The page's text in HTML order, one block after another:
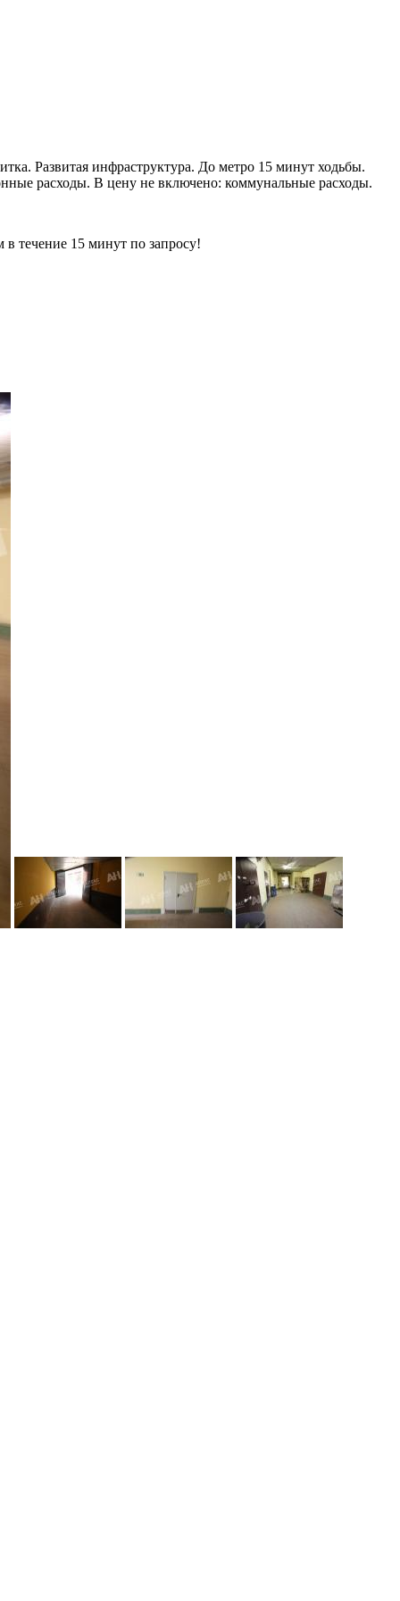
Развитая инфраструктура. До метро 15 минут ходьбы.
расходы. В цену не включено: коммунальные расходы.
15 минут по запросу!